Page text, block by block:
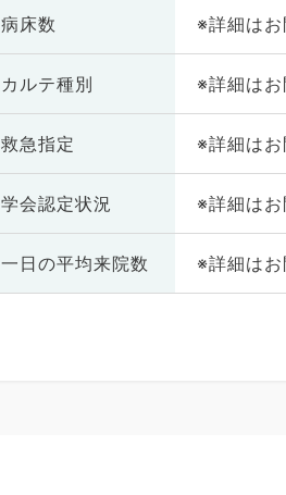
病床数 ※詳細は
カルテ種別 ※詳細は
救急指定 ※詳細は
学会認定状況 ※詳細は
一日の平均来院数 ※詳細は